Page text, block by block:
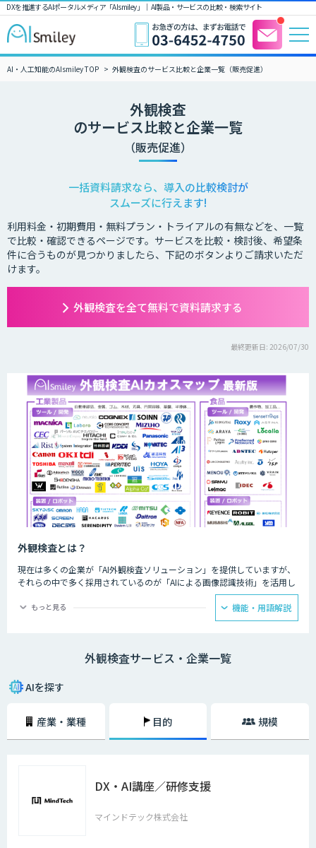
DXを推進するAIポータルメディア「AIsmiley」｜ AI製品・サービスの比較・検索サイト
AI・人工知能のAIsmiley TOP 外観検査のサービス比較と企業一覧（販売促進）
外観検査
のサービス比較と企業一覧
（販売促進）
一括資料請求なら、導入の比較検討が
スムーズに行えます!
利用料金・初期費用・無料プラン・トライアルの有無などを、一覧
で比較・確認できるページです。サービスを比較・検討後、希望条
件に合うものが見つかりましたら、下記のボタンよりご請求いただ
けます。
外観検査を全て無料で資料請求する
最終更新日: 2026/07/30
外観検査とは？
現在は多くの企業が「AI外観検査ソリューション」を提供していますが、
それらの中で多く採用されているのが「AIによる画像認識技術」を活用し
たものです。AIによる画像認識技術を活用することで、これまでの目視で
はもちろんのこと、画像検査機でも識別困難だった検査を実施することが
画像（もしくは良品画像）などを大量に収集して画像認識モデルの生成を
せていきます。
の判定結果を送信していくという流れです。もちろん、異常が見つかれば
もっと見る 機能・用語解説
外観検査サービス・企業一覧
AIを探す
産業・業種 目的 規模
DX・AI講座／研修支援
マインドテック株式会社